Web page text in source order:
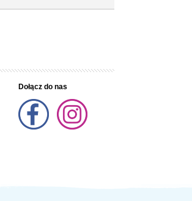
Dołącz do nas